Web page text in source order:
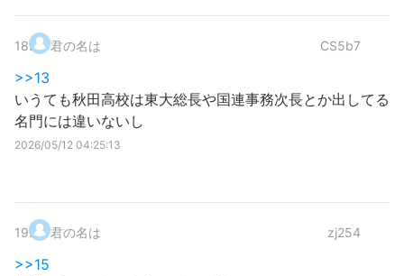
18. 君の名は CS5b7
>>13
いうても秋田高校は東大総長や国連事務次長とか出してる
名門には違いないし
2026/05/12 04:25:13
19. 君の名は zj254
>>15